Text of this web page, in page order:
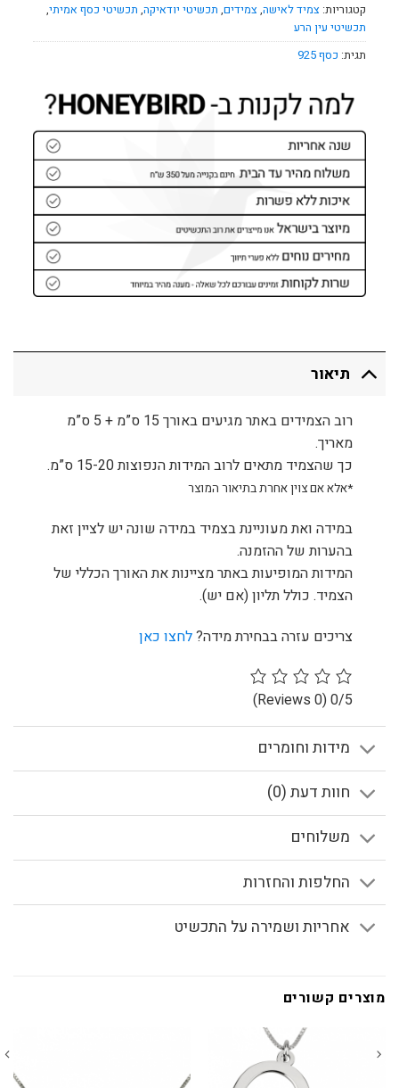
קטגוריות: צמיד לאישה, צמידים, תכשיטי יודאיקה, תכשיטי כסף אמיתי,
תכשיטי עין הרע
תגית: כסף 925
תיאור
רוב הצמידים באתר מגיעים באורך 15 ס”מ + 5 ס”מ
מאריך.
כך שהצמיד מתאים לרוב המידות הנפוצות 15-20 ס”מ.
*אלא אם צוין אחרת בתיאור המוצר
במידה ואת מעוניינת בצמיד במידה שונה יש לציין זאת
בהערות של ההזמנה.
המידות המופיעות באתר מציינות את האורך הכללי של
הצמיד. כולל תליון (אם יש).
צריכים עזרה בבחירת מידה?לחצו כאן
0/5
(0 Reviews)
מידות וחומרים
חוות דעת (0)
משלוחים
החלפות והחזרות
אחריות ושמירה על התכשיט
מוצרים קשורים